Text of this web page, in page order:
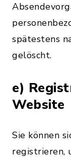
spätestens
gelöscht.
e)
Website
Sie können
registrieren,